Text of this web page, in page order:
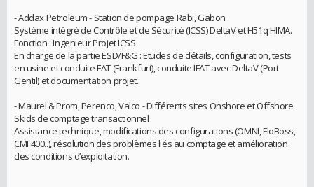
- Addax Petroleum - Station de pompage Rabi, Gabon
Système intégré de Contrôle et de Sécurité (ICSS) DeltaV et H51q HIMA.
Fonction : Ingenieur Projet ICSS
En charge de la partie ESD/F&G : Etudes de détails, configuration, tests
en usine et conduite FAT (Frankfurt), conduite IFAT avec DeltaV (Port
Gentil) et documentation projet.
- Maurel & Prom, Perenco, Valco - Différents sites Onshore et Offshore
Skids de comptage transactionnel
Assistance technique, modifications des configurations (OMNI, FloBoss,
CMF400..), résolution des problèmes liés au comptage et amélioration
des conditions d’exploitation.